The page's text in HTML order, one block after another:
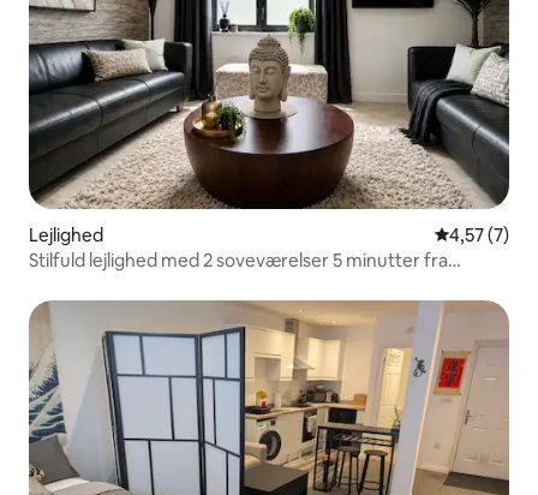
Lejlighed 4,57 ud af
4,57 (7)
Stilfuld lejlighed med 2 soveværelser 5 minutter fra